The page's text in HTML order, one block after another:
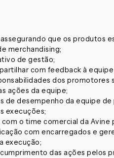
que os produtos
merchandising;
de gestão;
com feedback à
dos promotores
ações da equipe;
de desempenho da equipe
execuções;
o time comercial da Avine
com encarregados e
execução;
das ações pelos